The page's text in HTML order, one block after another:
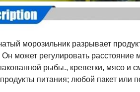
морозильник разрывает
может регулировать расстояние
рыбы., креветки, мясо
питания; любой пакет